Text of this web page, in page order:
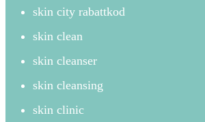
skin city rabattkod
skin clean
skin cleanser
skin cleansing
skin clinic